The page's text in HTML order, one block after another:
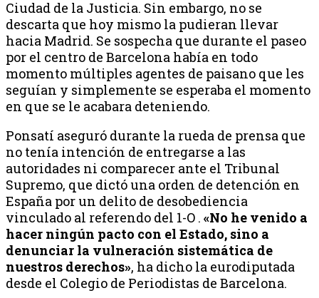
Ciudad de la Justicia. Sin embargo, no se
descarta que hoy mismo la pudieran llevar
hacia Madrid. Se sospecha que durante el paseo
por el centro de Barcelona había en todo
momento múltiples agentes de paisano que les
seguían y simplemente se esperaba el momento
en que se le acabara deteniendo.
Ponsatí aseguró durante la rueda de prensa que
no tenía intención de entregarse a las
autoridades ni comparecer ante el Tribunal
Supremo, que dictó una orden de detención en
España por un delito de desobediencia
vinculado al referendo del 1-O . «No he venido a
hacer ningún pacto con el Estado, sino a
denunciar la vulneración sistemática de
nuestros derechos», ha dicho la eurodiputada
desde el Colegio de Periodistas de Barcelona.